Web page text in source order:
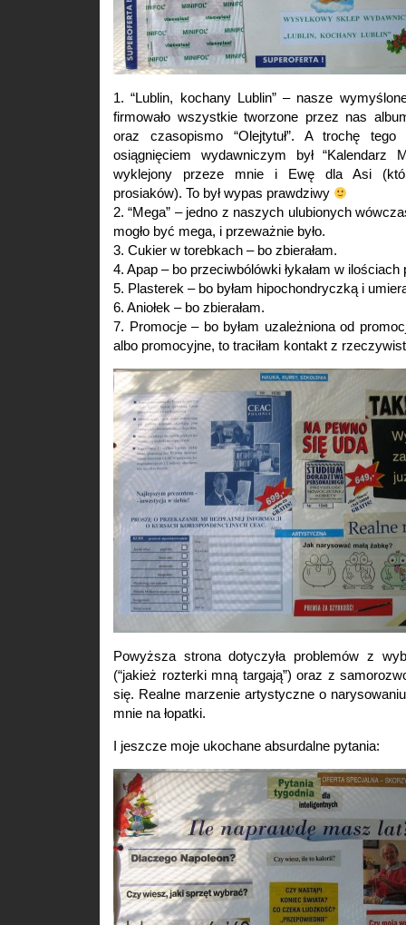
1. “Lublin, kochany Lublin” – nasze
firmowało wszystkie tworzone przez nas
oraz czasopismo “Olejtytuł”. A trochę
osiągnięciem wydawniczym był “Kalendarz
wyklejony przeze mnie i Ewę dla Asi
prosiaków). To był wypas prawdziwy
2. “Mega” – jedno z naszych ulubionych
mogło być mega, i przeważnie było.
3. Cukier w torebkach – bo zbierałam.
4. Apap – bo przeciwbólówki łykałam w ilościach
5. Plasterek – bo byłam hipochondryczką i
6. Aniołek – bo zbierałam.
7. Promocje – bo byłam uzależniona od
albo promocyjne, to traciłam kontakt z
Powyższa strona dotyczyła problemów z
(“jakież rozterki mną targają”) oraz z
się. Realne marzenie artystyczne o narysowaniu
mnie na łopatki.
I jeszcze moje ukochane absurdalne pytania: